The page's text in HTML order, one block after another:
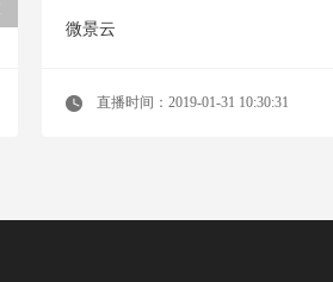
微景云
直播时间：2019-01-31 10:30:31